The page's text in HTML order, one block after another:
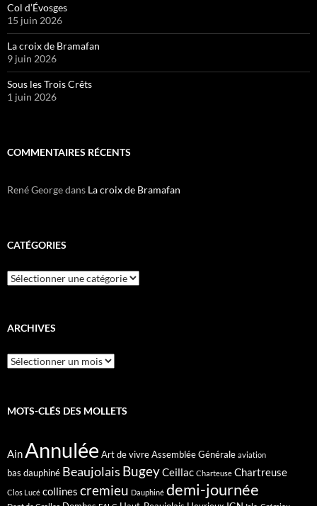
Col d’Évosges
15 juin 2026
La croix de Bramafan
9 juin 2026
Sous les Trois Crêts
1 juin 2026
COMMENTAIRES RÉCENTS
René Georgedans La croix de Bramafan
CATÉGORIES
Catégories
ARCHIVES
Archives
MOTS-CLÉS DES MOLLETS
Ain Annulée Art de vivreAssemblée Générale aviation
bas dauphiné Beaujolais BugeyCeillac Charteuse Chartreuse
Clos Lucé collines cremieu Dauphiné demi-journée